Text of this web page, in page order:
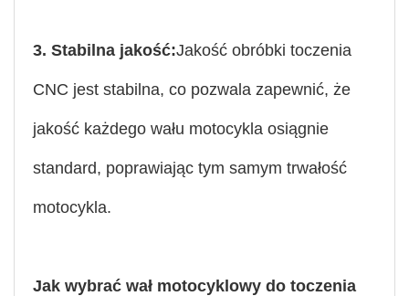
3. Stabilna jakość:Jakość obróbki toczenia
CNC jest stabilna, co pozwala zapewnić, że
jakość każdego wału motocykla osiągnie
standard, poprawiając tym samym trwałość
motocykla.
Jak wybrać wał motocyklowy do toczenia